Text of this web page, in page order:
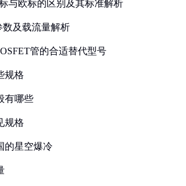
与欧标的区别及其标准解析
数及载流量解析
管的合适替代型号
规格
有哪些
规格
的星空爆冷